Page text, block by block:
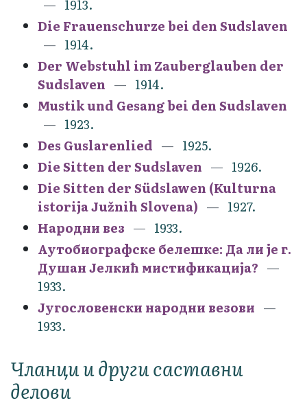
1913.
Die Frauenschurze bei den Sudslaven
1914.
Der Webstuhl im Zauberglauben der
Sudslaven
1914.
Mustik und Gesang bei den Sudslaven
1923.
Des Guslarenlied
1925.
Die Sitten der Sudslaven
1926.
Die Sitten der Südslawen (Kulturna
istorija Južnih Slovena)
1927.
Народни вез
1933.
Аутобиографске белешке: Да ли је г.
Душан Јелкић мистификација?
1933.
Југословенски народни везови
1933.
Чланци и други саставни
делови